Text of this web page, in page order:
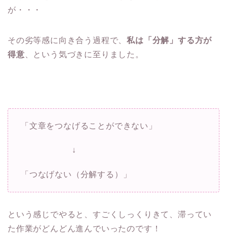
が・・・
その劣等感に向き合う過程で、私は「分解」する方が
得意、という気づきに至りました。
「文章をつなげることができない」
↓
「つなげない（分解する）」
という感じでやると、すごくしっくりきて、滞ってい
た作業がどんどん進んでいったのです！